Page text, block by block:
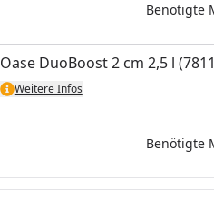
Benötigte
Oase DuoBoost 2 cm 2,5 l
Weitere Infos
Benötigte